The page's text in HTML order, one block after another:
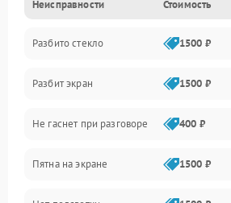
Проблемы связи
Камеры
Проблемы с дисплеем и сенсором
Зарядка
Проблемы с питанием, зарядкой и
Неисправности Стоимость
Разбито стекло 1500 ₽
Разбит экран 1500 ₽
Не гаснет при разговоре 400 ₽
Пятна на экране 1500 ₽